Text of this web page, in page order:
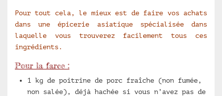
Pour tout cela, le mieux est de faire vos achats
dans une épicerie asiatique spécialisée dans
laquelle vous trouverez facilement tous ces
ingrédients.
Pour la farce :
1 kg de poitrine de porc fraîche (non fumée,
non salée), déjà hachée si vous n’avez pas de